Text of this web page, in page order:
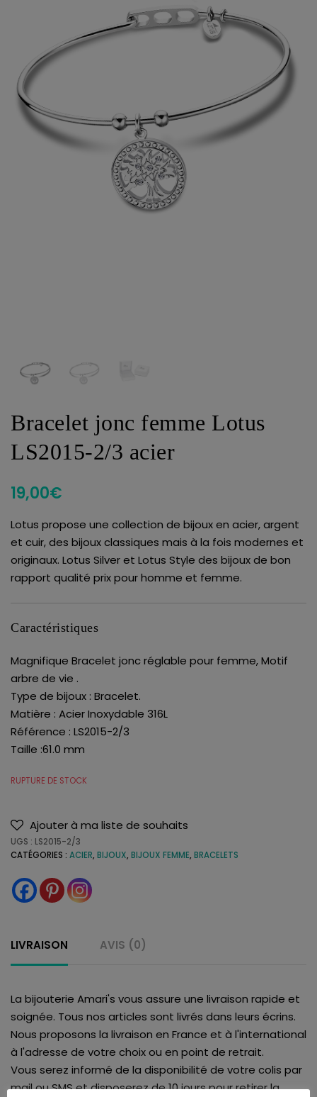
Bracelet jonc femme Lotus
LS2015-2/3 acier
19,00€
Lotus propose une collection de bijoux en acier, argent
et cuir, des bijoux classiques mais à la fois modernes et
originaux. Lotus Silver et Lotus Style des bijoux de bon
rapport qualité prix pour homme et femme.
Caractéristiques
Magnifique Bracelet jonc réglable pour femme, Motif
arbre de vie .
Type de bijoux : Bracelet.
Matière : Acier Inoxydable 316L
Référence : LS2015-2/3
Taille :61.0 mm
RUPTURE DE STOCK
Ajouter à ma liste de souhaits
UGS : LS2015-2/3
CATÉGORIES : ACIER, BIJOUX, BIJOUX FEMME, BRACELETS
LIVRAISON AVIS (0)
La bijouterie Amari's vous assure une livraison rapide et
soignée. Tous nos articles sont livrés dans leurs écrins.
Nous proposons la livraison en France et à l'international
à l'adresse de votre choix ou en point de retrait.
Vous serez informé de la disponibilité de votre colis par
mail ou SMS et disposerez de 10 jours pour retirer la